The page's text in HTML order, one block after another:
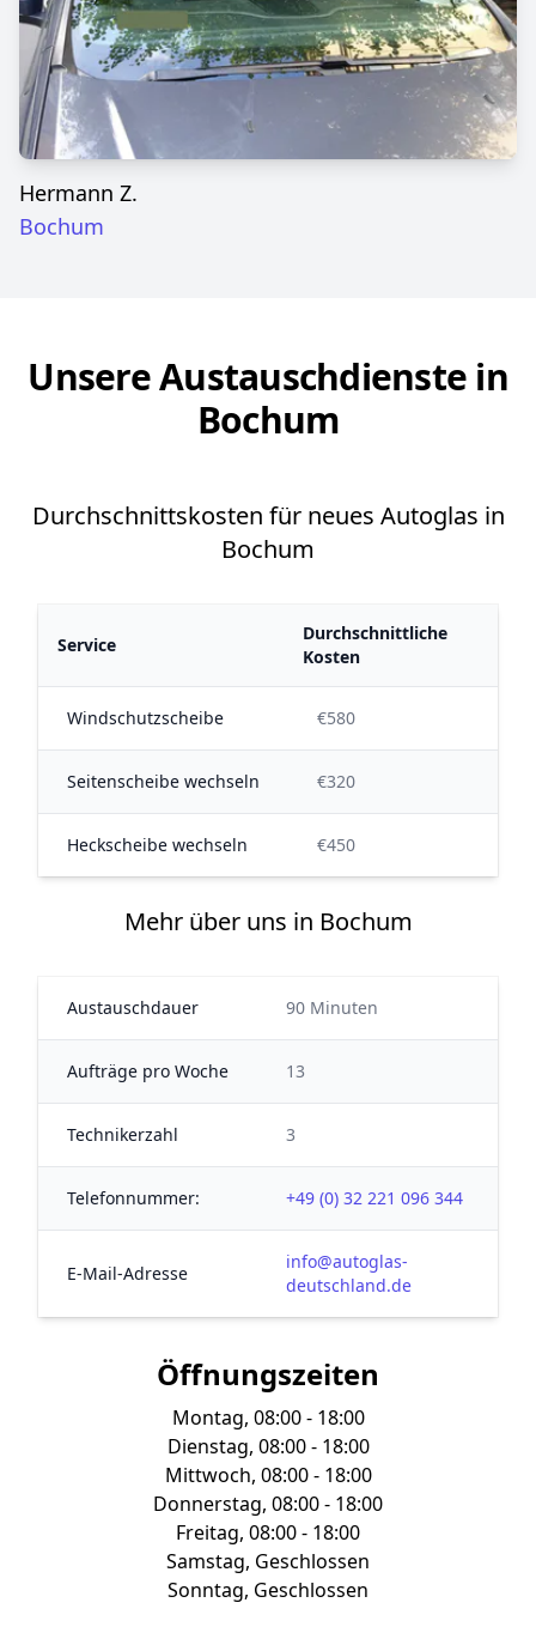
Hermann Z.
Bochum
Unsere Austauschdienste in
Bochum
Durchschnittskosten für neues Autoglas in
Bochum
Service
Durchschnittliche
Kosten
Windschutzscheibe €580
Seitenscheibe wechseln €320
Heckscheibe wechseln €450
Mehr über uns in Bochum
Austauschdauer 90 Minuten
Aufträge pro Woche 13
Technikerzahl 3
Telefonnummer: +49 (0) 32 221 096 344
E-Mail-Adresse
info@autoglas-
deutschland.de
Öffnungszeiten
Montag, 08:00 - 18:00
Dienstag, 08:00 - 18:00
Mittwoch, 08:00 - 18:00
Donnerstag, 08:00 - 18:00
Freitag, 08:00 - 18:00
Samstag, Geschlossen
Sonntag, Geschlossen